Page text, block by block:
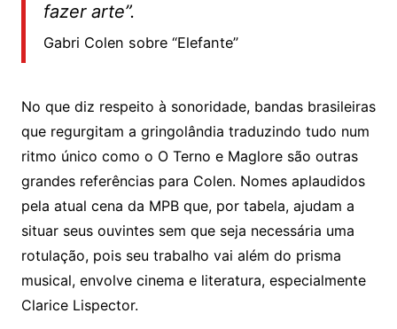
fazer arte”.
Gabri Colen sobre “Elefante”
No que diz respeito à sonoridade, bandas brasileiras
que regurgitam a gringolândia traduzindo tudo num
ritmo único como o O Terno e Maglore são outras
grandes referências para Colen. Nomes aplaudidos
pela atual cena da MPB que, por tabela, ajudam a
situar seus ouvintes sem que seja necessária uma
rotulação, pois seu trabalho vai além do prisma
musical, envolve cinema e literatura, especialmente
Clarice Lispector.